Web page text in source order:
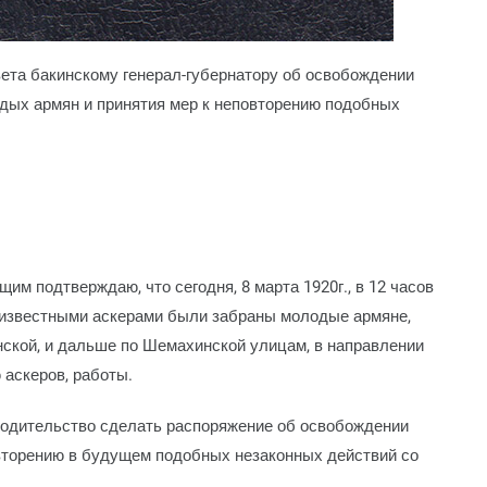
бакинскому генерал-губернатору об освобождении
армян и принятия мер к неповторению подобных
подтверждаю, что сегодня, 8 марта 1920г., в 12 часов
аскерами были забраны молодые армяне,
и дальше по Шемахинской улицам, в направлении
работы.
сделать распоряжение об освобождении
в будущем подобных незаконных действий со